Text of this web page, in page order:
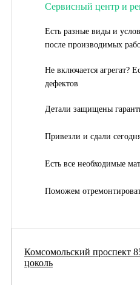
Сервисный центр и
Есть разные виды и
после производимых
Не включается агрегат?
дефектов
Детали защищены
Привезли и сдали
Есть все необходимые
Поможем
Комсомольский проспект
цоколь